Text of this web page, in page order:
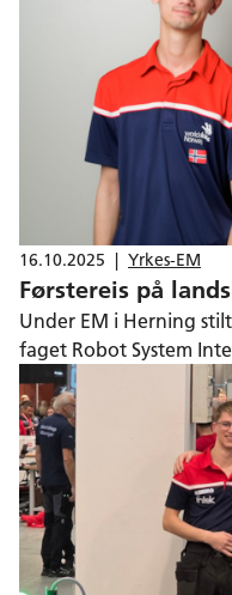
16.10.2025 | Yrkes-EM
Førstereis på
Under EM i Herning
faget Robot System
Nicklas Olsen og
om en tøff oppladning
allerede startet